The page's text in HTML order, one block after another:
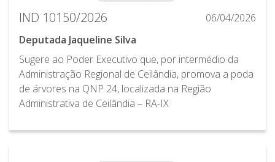
IND 10150/2026
06/04/2026
Deputada Jaqueline Silva
Sugere ao Poder Executivo que, por intermédio da
Administração Regional de Ceilândia, promova a poda
de árvores na QNP 24, localizada na Região
Administrativa de Ceilândia – RA-IX